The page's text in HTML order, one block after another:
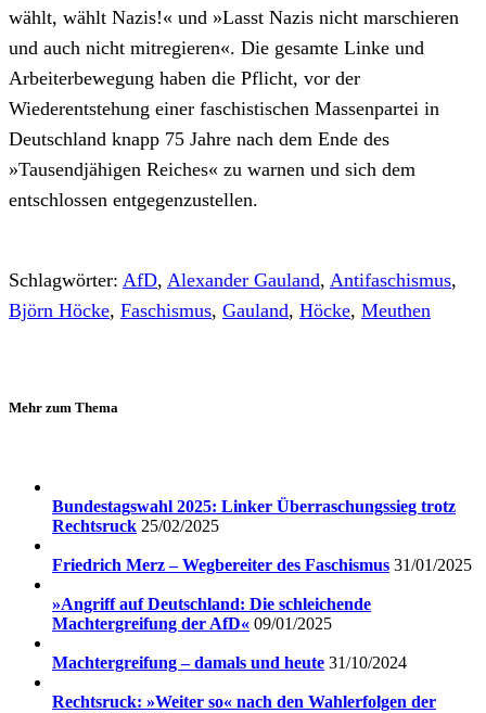
wählt, wählt Nazis!« und »Lasst Nazis nicht marschieren
und auch nicht mitregieren«. Die gesamte Linke und
Arbeiterbewegung haben die Pflicht, vor der
Wiederentstehung einer faschistischen Massenpartei in
Deutschland knapp 75 Jahre nach dem Ende des
»Tausendjähigen Reiches« zu warnen und sich dem
entschlossen entgegenzustellen.
Schlagwörter: AfD, Alexander Gauland, Antifaschismus,
Björn Höcke, Faschismus, Gauland, Höcke, Meuthen
Mehr zum Thema
Bundestagswahl 2025: Linker Überraschungssieg trotz
Rechtsruck 25/02/2025
Friedrich Merz – Wegbereiter des Faschismus 31/01/2025
»Angriff auf Deutschland: Die schleichende
Machtergreifung der AfD« 09/01/2025
Machtergreifung – damals und heute 31/10/2024
Rechtsruck: »Weiter so« nach den Wahlerfolgen der